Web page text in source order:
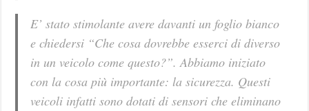
E’ stato stimolante avere davanti un foglio bianco
e chiedersi “Che cosa dovrebbe esserci di diverso
in un veicolo come questo?”. Abbiamo iniziato
con la cosa più importante: la sicurezza. Questi
veicoli infatti sono dotati di sensori che eliminano